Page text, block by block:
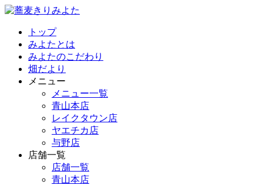
トップ
みよたとは
みよたのこだわり
畑だより
メニュー
メニュー一覧
青山本店
レイクタウン店
ヤエチカ店
与野店
店舗一覧
店舗一覧
青山本店